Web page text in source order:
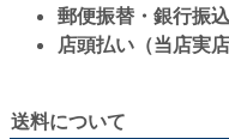
郵便振替・銀行振
店頭払い（当店実店
送料について